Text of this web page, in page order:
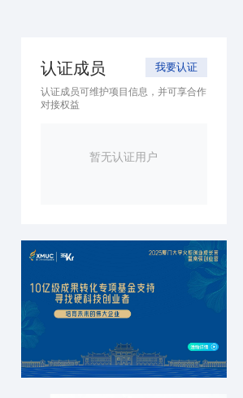
认证成员 我要认证
认证成员可维护项目信息，并可享合作
对接权益
暂无认证用户